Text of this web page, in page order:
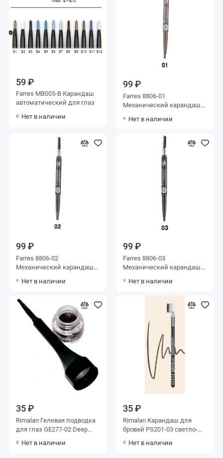
59 ₽
Farres MB005-B Карандаш
автоматический для глаз
Нет в наличии
99 ₽
Farres 8806-01
Механический карандаш
Нет в наличии
99 ₽
Farres 8806-02
Механический карандаш
Нет в наличии
99 ₽
Farres 8806-03
Механический карандаш
Нет в наличии
35 ₽
Rimalan Гелевая подводка
для глаз GE277-02 Deep
Нет в наличии
35 ₽
Rimalan Карандаш для
бровей PS201-03 светло-
Нет в наличии